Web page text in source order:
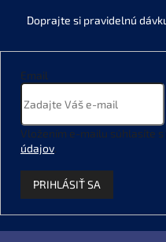
Email
Vložením e-mailu súhlasíte s
údajov.
PRIHLÁSIŤ SA